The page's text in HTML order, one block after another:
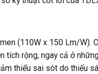
(110W x 150 Lm/W).
tích rộng, ngay cả ở
thiểu sai sót do thiếu